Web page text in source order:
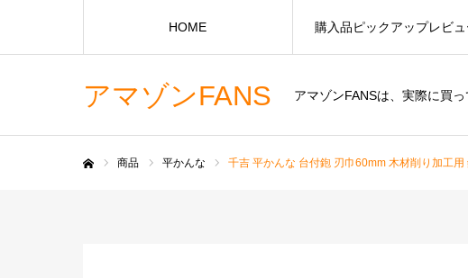
アマゾンFANS アマゾンFANSは、実際に買
HOME 購入品ピックアップレビュ
商品 平かんな 千吉 平かんな 台付鉋 刃巾60mm 木材削り加工